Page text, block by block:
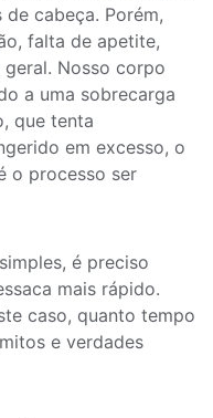
cabeça. Porém,
falta de apetite,
Nosso corpo
a uma sobrecarga
que tenta
em excesso, o
o processo ser
é preciso
mais rápido.
caso, quanto tempo
e verdades